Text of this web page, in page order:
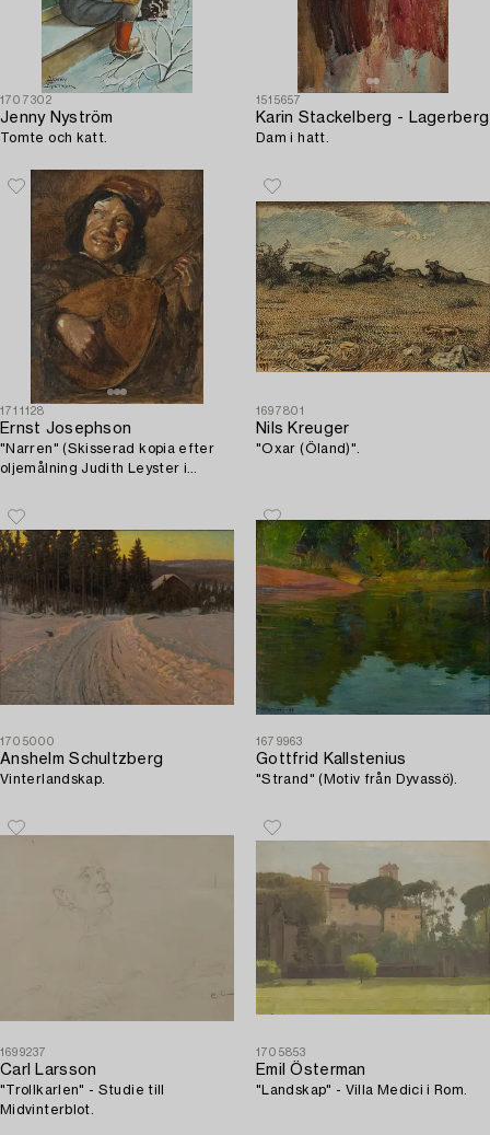
1707302
Jenny Nyström
Tomte och katt.
1515657
Karin Stackelberg - Lagerberg
Dam i hatt.
1711128
Ernst Josephson
"Narren" (Skisserad kopia efter
oljemålning Judith Leyster i
1697801
Nils Kreuger
"Oxar (Öland)".
1705000
Anshelm Schultzberg
Vinterlandskap.
1679963
Gottfrid Kallstenius
"Strand" (Motiv från Dyvassö).
1699237
Carl Larsson
"Trollkarlen" - Studie till
Midvinterblot.
1705853
Emil Österman
"Landskap" - Villa Medici i Rom.